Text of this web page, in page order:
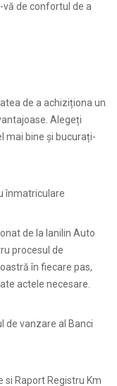
de confortul de a
de a achiziționa un
Alegeți
mai bine și bucurați-
înmatriculare
de la Ianilin Auto
procesul de
în fiecare pas,
actele necesare.
de vanzare al Banci
si Raport Registru Km